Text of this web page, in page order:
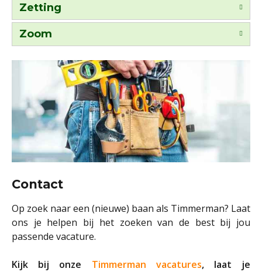
Zetting
Zoom
Contact
Op zoek naar een (nieuwe) baan als Timmerman? Laat
ons je helpen bij het zoeken van de best bij jou
passende vacature.
Kijk bij onze Timmerman vacatures, laat je